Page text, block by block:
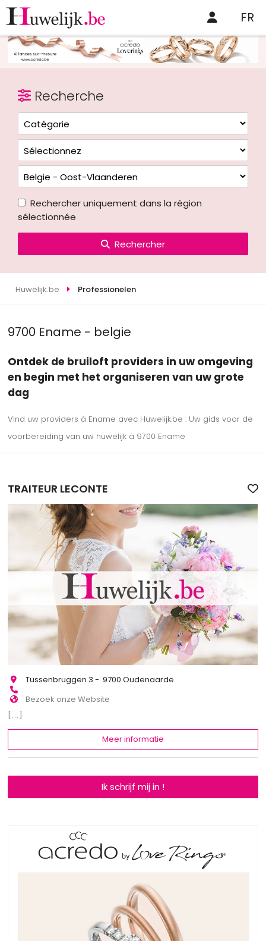
FR
Recherche
Rechercher uniquement dans la région
sélectionnée
Rechercher
Huwelijk.be Professionelen
9700 Ename - belgie
Ontdek de bruiloft providers in uw omgeving
en begin met het organiseren van uw grote
dag
Vind uw providers à Ename avec Huwelijk.be : Uw gids voor de
voorbereiding van uw huwelijk à 9700 Ename
TRAITEUR LECONTE
Tussenbruggen 3 - 9700 Oudenaarde
Bezoek onze Website
[...]
Meer informatie
Ik schrijf mij in !